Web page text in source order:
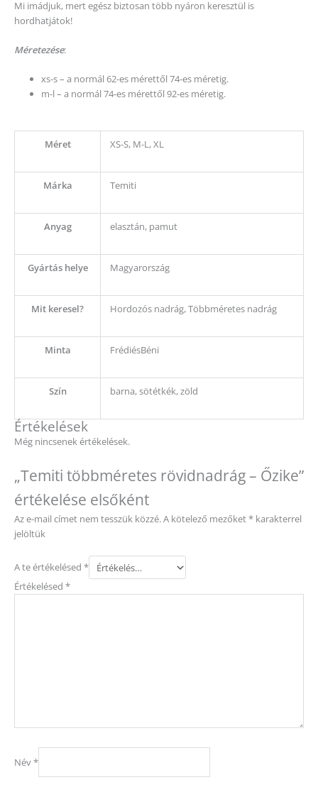
Mi imádjuk, mert egész biztosan több nyáron keresztül is
hordhatjátok!
Méretezése:
xs-s – a normál 62-es mérettől 74-es méretig.
m-l – a normál 74-es mérettől 92-es méretig.
Méret XS-S, M-L, XL
Márka Temiti
Anyag elasztán, pamut
Gyártás helye Magyarország
Mit keresel? Hordozós nadrág, Többméretes nadrág
Minta FrédiésBéni
Szín barna, sötétkék, zöld
Értékelések
Még nincsenek értékelések.
„Temiti többméretes rövidnadrág – Őzike”
értékelése elsőként
Az e-mail címet nem tesszük közzé.A kötelező mezőket* karakterrel
jelöltük
A te értékelésed *
Értékelésed *
Név*